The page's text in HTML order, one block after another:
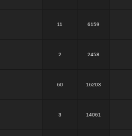
11 6159
2 2458
60 16203
3 14061